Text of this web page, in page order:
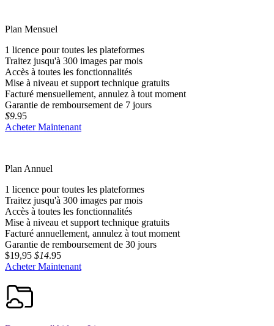
Plan Mensuel
1 licence pour toutes les plateformes
Traitez jusqu'à 300 images par mois
Accès à toutes les fonctionnalités
Mise à niveau et support technique gratuits
Facturé mensuellement, annulez à tout moment
Garantie de remboursement de 7 jours
$9.95
Acheter Maintenant
Plan Annuel
1 licence pour toutes les plateformes
Traitez jusqu'à 300 images par mois
Accès à toutes les fonctionnalités
Mise à niveau et support technique gratuits
Facturé annuellement, annulez à tout moment
Garantie de remboursement de 30 jours
$19,95 $14.95
Acheter Maintenant